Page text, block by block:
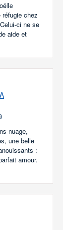
chez
ci ne se
aide et
nuage,
une belle
:
amour.